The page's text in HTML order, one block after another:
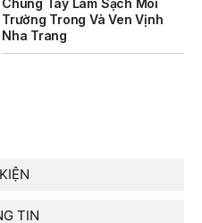
TIN
Chung Tay Làm Sạch Môi
Trường Trong Và Ven Vịnh
Nha Trang
Quả Lựa Chọn Đơn Vị Tổ
Tô Nước Cứu Hộ VNT 01
Quả Lựa Chọn Đơn Vị Tổ
Nô 200CV VNT 02 Biển
18/05/2026 Của Ban